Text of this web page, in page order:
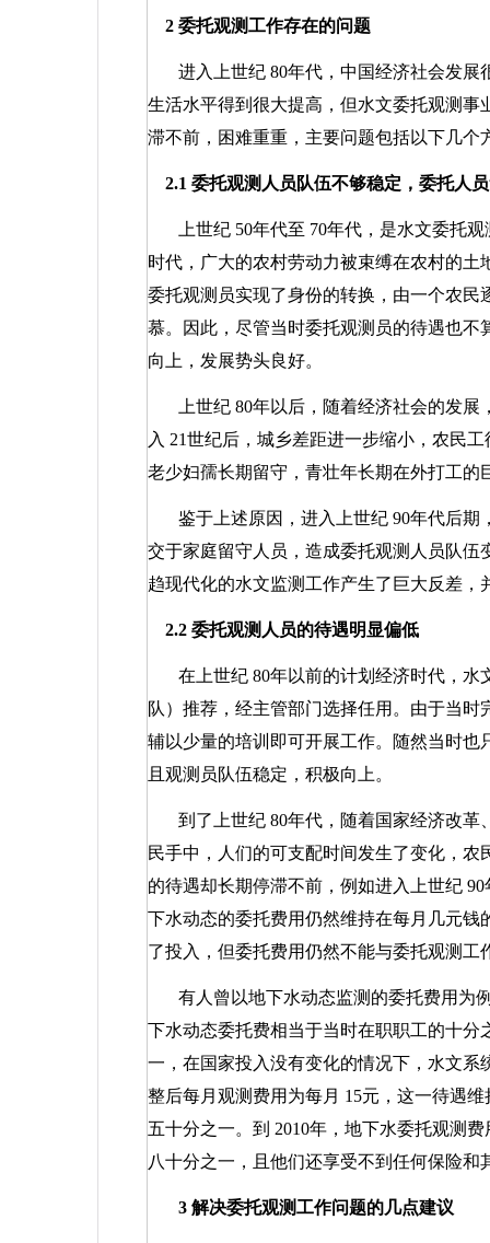
2 委托观测工作存在的问题
进入上世纪 80年代，中国经济社会发展
生活水平得到很大提高，但水文委托观测
滞不前，困难重重，主要问题包括以下几个
2.1 委托观测人员队伍不够稳定，委托人
上世纪 50年代至 70年代，是水文委托
时代，广大的农村劳动力被束缚在农村的
委托观测员实现了身份的转换，由一个农
慕。因此，尽管当时委托观测员的待遇也
向上，发展势头良好。
上世纪 80年以后，随着经济社会的发展
入 21世纪后，城乡差距进一步缩小，农民
老少妇孺长期留守，青壮年长期在外打工的
鉴于上述原因，进入上世纪 90年代后期
交于家庭留守人员，造成委托观测人员队
趋现代化的水文监测工作产生了巨大反差
2.2 委托观测人员的待遇明显偏低
在上世纪 80年以前的计划经济时代，水
队）推荐，经主管部门选择任用。由于当
辅以少量的培训即可开展工作。随然当时
且观测员队伍稳定，积极向上。
到了上世纪 80年代，随着国家经济改革
民手中，人们的可支配时间发生了变化，
的待遇却长期停滞不前，例如进入上世纪 90
下水动态的委托费用仍然维持在每月几元钱
了投入，但委托费用仍然不能与委托观测
有人曾以地下水动态监测的委托费用为
下水动态委托费相当于当时在职职工的十分
一，在国家投入没有变化的情况下，水文
整后每月观测费用为每月 15元，这一待遇
五十分之一。到 2010年，地下水委托观测
八十分之一，且他们还享受不到任何保险和
3 解决委托观测工作问题的几点建议